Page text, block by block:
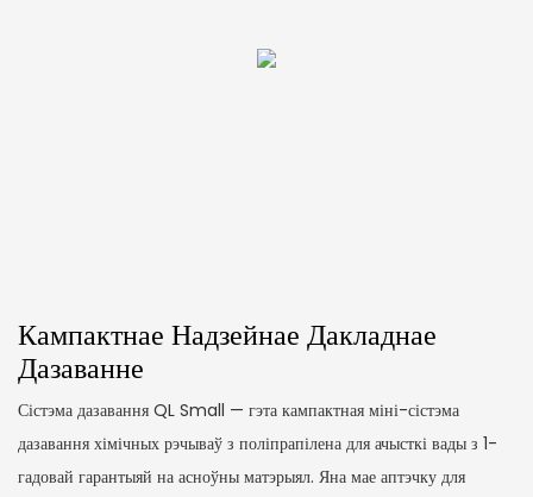
Кампактнае Надзейнае Дакладнае
Дазаванне
Сістэма дазавання QL Small — гэта кампактная міні-сістэма
дазавання хімічных рэчываў з поліпрапілена для ачысткі вады з 1-
гадовай гарантыяй на асноўны матэрыял. Яна мае аптэчку для